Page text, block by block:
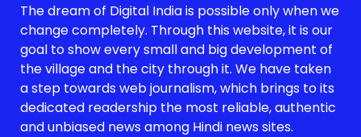
The dream of Digital India is possible only when we
change completely. Through this website, it is our
goal to show every small and big development of
the village and the city through it. We have taken
a step towards web journalism, which brings to its
dedicated readership the most reliable, authentic
and unbiased news among Hindi news sites.